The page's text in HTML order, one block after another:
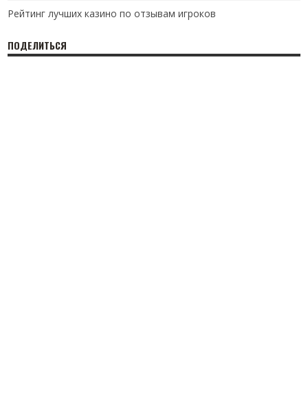
Рейтинг лучших казино по отзывам игроков
ПОДЕЛИТЬСЯ